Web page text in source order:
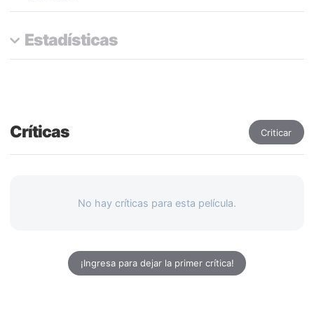
Estadísticas
Críticas Criticar
No hay críticas para esta película.
¡Ingresa para dejar la primer crítica!